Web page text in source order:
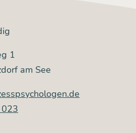
1
am See